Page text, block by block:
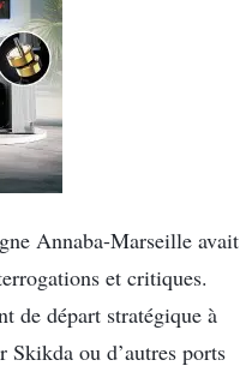
Annaba-Marseille avait
et critiques.
de départ stratégique à
Skikda ou d’autres ports